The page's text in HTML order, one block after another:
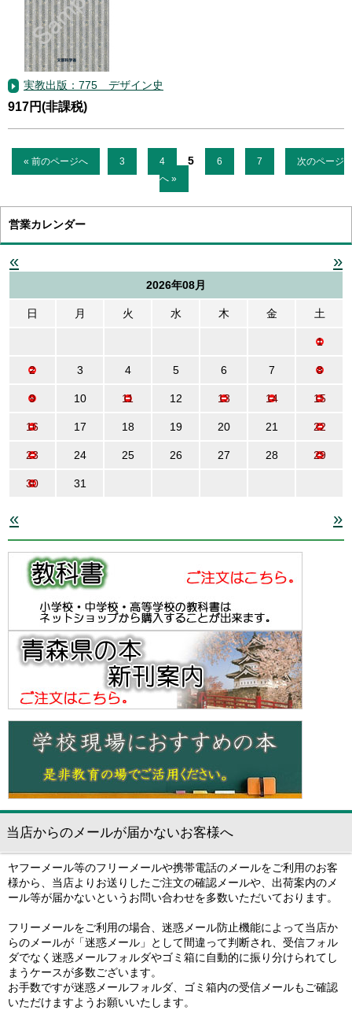
実教出版：775 デザイン史
917円(非課税)
« 前のページへ 3 4 5 6 7
次のページ
へ »
営業カレンダー
« »
2026年08月
日 月 火 水 木 金 土
1
2 3 4 5 6 7 8
9 10 11 12 13 14 15
16 17 18 19 20 21 22
23 24 25 26 27 28 29
30 31
« »
当店からのメールが届かないお客様へ
ヤフーメール等のフリーメールや携帯電話のメールをご利用のお客
様から、当店よりお送りしたご注文の確認メールや、出荷案内のメ
ール等が届かないというお問い合わせを多数いただいております。
フリーメールをご利用の場合、迷惑メール防止機能によって当店か
らのメールが「迷惑メール」として間違って判断され、受信フォル
ダでなく迷惑メールフォルダやゴミ箱に自動的に振り分けられてし
まうケースが多数ございます。
お手数ですが迷惑メールフォルダ、ゴミ箱内の受信メールもご確認
いただけますようお願いいたします。